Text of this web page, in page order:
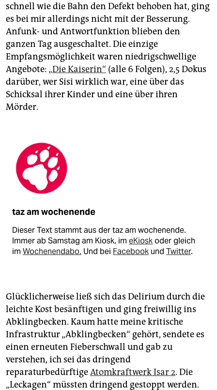
schnell wie die Bahn den Defekt behoben hat, ging
es bei mir allerdings nicht mit der Besserung.
Anfunk- und Antwortfunktion blieben den
ganzen Tag ausgeschaltet. Die einzige
Empfangsmöglichkeit waren niedrigschwellige
Angebote: „Die Kaiserin“ (alle 6 Folgen), 2,5 Dokus
darüber, wer Sisi wirklich war, eine über das
Schicksal ihrer Kinder und eine über ihren
Mörder.
taz am wochenende
Dieser Text stammt aus der taz am wochenende.
Immer ab Samstag am Kiosk, im eKioskoder gleich
im Wochenendabo. Und bei Facebook und Twitter.
Glücklicherweise ließ sich das Delirium durch die
leichte Kost besänftigen und ging freiwillig ins
Abklingbecken. Kaum hatte meine kritische
Infrastruktur „Abkling­becken“ gehört, sendete es
einen erneuten Fieberschwall und gab zu
verstehen, ich sei das dringend
reparaturbedürftigeAtomkraftwerk Isar 2. Die
„Leckagen“ müssten dringend gestoppt werden.